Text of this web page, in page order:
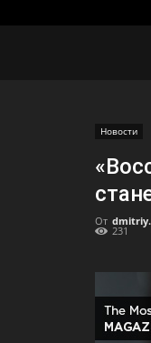
Новости
От
231